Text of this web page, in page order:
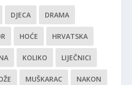
DJECA DRAMA
HOĆE HRVATSKA
KOLIKO LIJEČNICI
MUŠKARAC NAKON